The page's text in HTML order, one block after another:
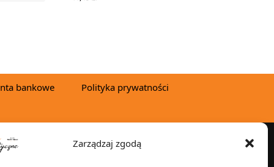
Zarządzaj zgodą
bankowe
Polityka prywatności